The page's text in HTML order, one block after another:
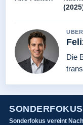
Die
SONDERFOKUS
Sonderfokus vereint